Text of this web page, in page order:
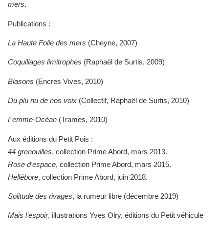
mers.
Publications :
La Haute Folie des mers (Cheyne, 2007)
Coquillages limitrophes (Raphaël de Surtis, 2009)
Blasons (Encres Vives, 2010)
Du plu nu de nos voix (Collectif, Raphaël de Surtis, 2010)
Femme-Océan (Trames, 2010)
Aux éditions du Petit Pois :
44 grenouilles, collection Prime Abord, mars 2013.
Rose d'espace, collection Prime Abord, mars 2015.
Hellébore, collection Prime Abord, juin 2018.
Solitude des rivages, la rumeur libre (décembre 2019)
Mais l’espoir, illustrations Yves Olry, éditions du Petit véhicule